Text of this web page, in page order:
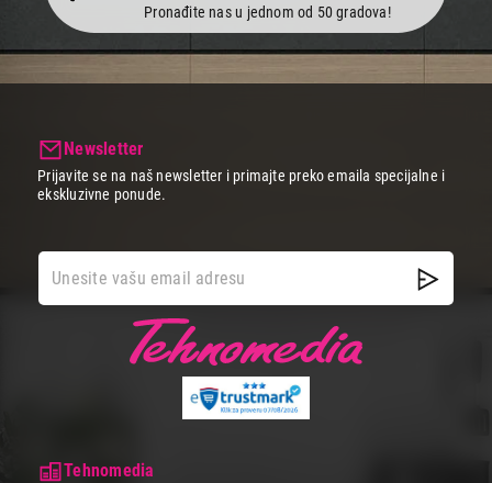
Ne gubi vreme, poseti Tehnomedia online shop ili najbližu
iskusi nezaboravno iskustvo rada i zabave. Obezbedili smo odlične
sigurno na kućnu adresu bez skrivenih troškova.
Pronađite nas u jednom od 50 gradova!
Tehnomedia
Newsletter
Prijavite se na naš newsletter i primajte preko emaila specijalne i
ekskluzivne ponude.